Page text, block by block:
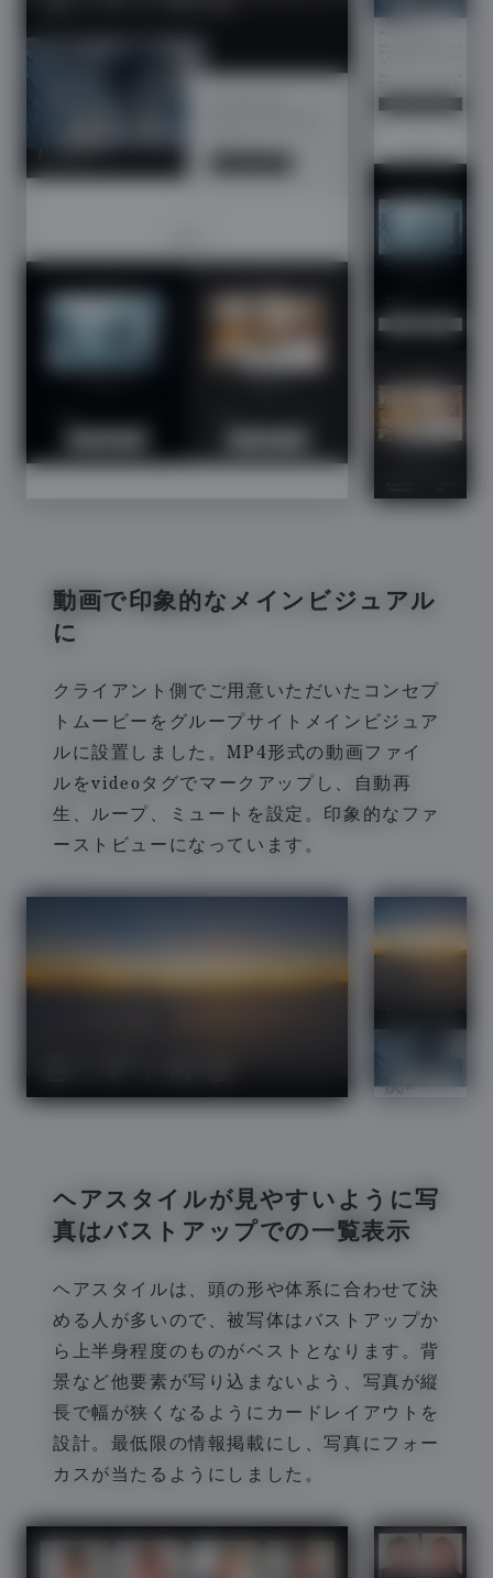
DIFINOグループサイトトップスマホデザインのメイ
動画で印象的なメインビジュアル
に
クライアント側でご用意いただいたコンセプ
トムービーをグループサイトメインビジュア
ルに設置しました。MP4形式の動画ファイ
ルをvideoタグでマークアップし、自動再
生、ループ、ミュートを設定。印象的なファ
ーストビューになっています。
ヘアスタイルが見やすいように写
真はバストアップでの一覧表示
ヘアスタイルは、頭の形や体系に合わせて決
める人が多いので、被写体はバストアップか
ら上半身程度のものがベストとなります。背
景など他要素が写り込まないよう、写真が縦
長で幅が狭くなるようにカードレイアウトを
設計。最低限の情報掲載にし、写真にフォー
カスが当たるようにしました。